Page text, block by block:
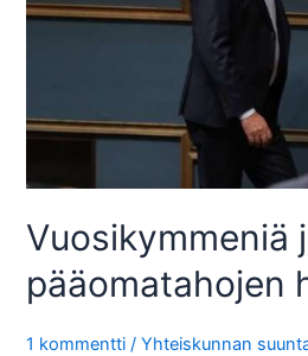
Vuosikymmeniä
pääomatahojen
1 kommentti /Yhteiskunnan